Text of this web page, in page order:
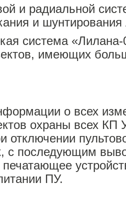
и радиальной
и
система «Лилана-
имеющих
о всех
охраны всех КП
отключении
с последующим
ПУ.